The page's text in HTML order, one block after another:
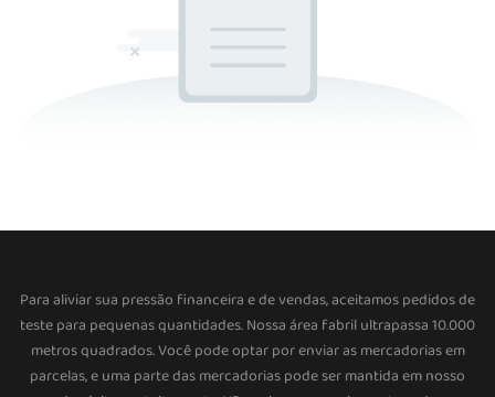
Para aliviar sua pressão financeira e de vendas, aceitamos pedidos de
teste para pequenas quantidades. Nossa área fabril ultrapassa 10.000
metros quadrados. Você pode optar por enviar as mercadorias em
parcelas, e uma parte das mercadorias pode ser mantida em nosso